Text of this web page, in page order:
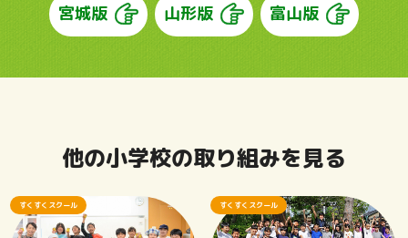
宮城版 山形版 富山版
他の小学校の取り組みを見る
すくすくスクール すくすくスクール